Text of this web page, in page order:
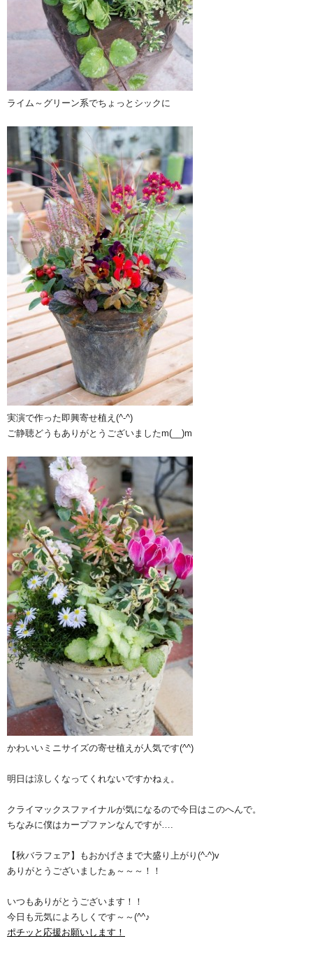
ライム～グリーン系でちょっとシックに
実演で作った即興寄せ植え(^-^)
ご静聴どうもありがとうございましたm(__)m
かわいいミニサイズの寄せ植えが人気です(^^)
明日は涼しくなってくれないですかねぇ。
クライマックスファイナルが気になるので今日はこのへんで。
ちなみに僕はカープファンなんですが….
【秋バラフェア】もおかげさまで大盛り上がり(^-^)v
ありがとうございましたぁ～～～！！
いつもありがとうございます！！
今日も元気によろしくです～～(^^♪
ポチッと応援お願いします！